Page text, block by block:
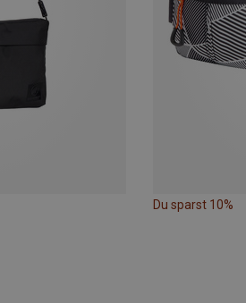
Du sparst 10%